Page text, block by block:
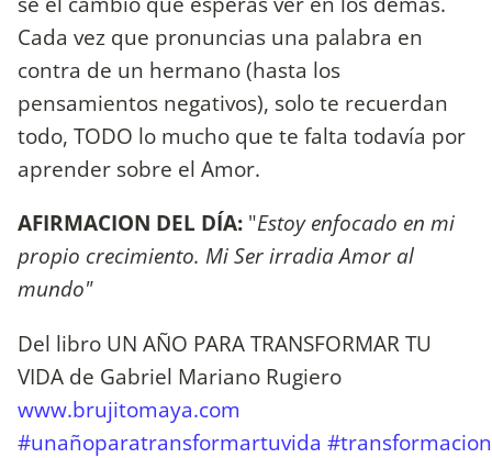
Cada vez que pronuncias una palabra en
contra de un hermano (hasta los
pensamientos negativos), solo te recuerdan
todo, TODO lo mucho que te falta todavía por
aprender sobre el Amor.
AFIRMACION DEL DÍA: "Estoy enfocado en mi
propio crecimiento. Mi Ser irradia Amor al
mundo"
Del libro UN AÑO PARA TRANSFORMAR TU
VIDA de Gabriel Mariano Rugiero
www.brujitomaya.com
#unañoparatransformartuvida #transformacion